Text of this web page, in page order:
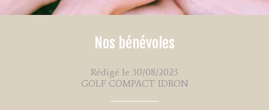
Nos bénévoles
Rédigé le 30/08/2023
GOLF COMPACT IDRON